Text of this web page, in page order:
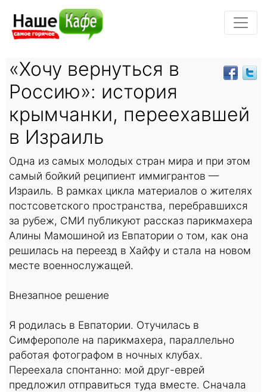
«Хочу вернуться в
Россию»: история
крымчанки, переехавшей
в Израиль
Одна из самых молодых стран мира и при этом
самый бойкий реципиент иммигрантов —
Израиль. В рамках цикла материалов о жителях
постсоветского пространства, перебравшихся
за рубеж, СМИ публикуют рассказ парикмахера
Алины Мамошиной из Евпатории о том, как она
решилась на переезд в Хайфу и стала на новом
месте военнослужащей.
Внезапное решение
Я родилась в Евпатории. Отучилась в
Симферополе на парикмахера, параллельно
работая фотографом в ночных клубах.
Переехала спонтанно: мой друг-еврей
предложил отправиться туда вместе. Сначала